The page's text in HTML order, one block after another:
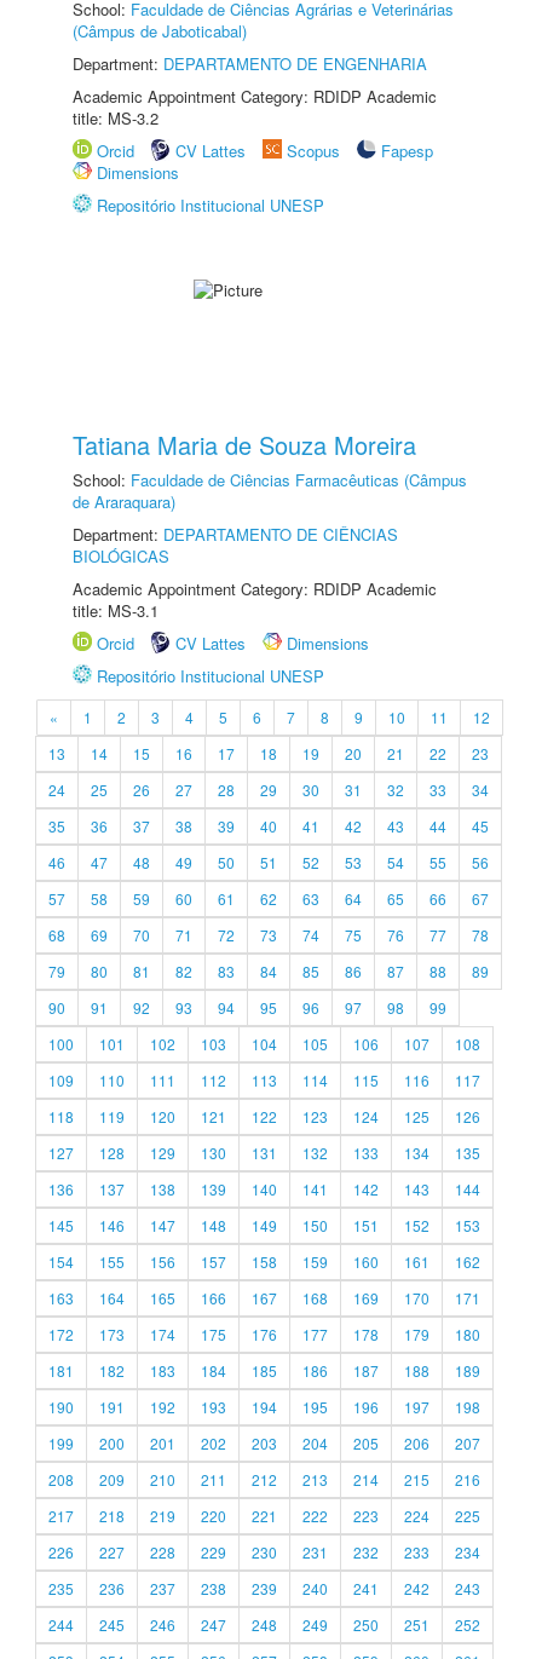
School: Faculdade de Ciências Agrárias e Veterinárias
(Câmpus de Jaboticabal)
Department: DEPARTAMENTO DE ENGENHARIA
Academic Appointment Category: RDIDP Academic
title: MS-3.2
Orcid
CV Lattes Scopus
Fapesp
Dimensions
Repositório Institucional UNESP
Tatiana Maria de Souza Moreira
School: Faculdade de Ciências Farmacêuticas (Câmpus
de Araraquara)
Department: DEPARTAMENTO DE CIÊNCIAS
BIOLÓGICAS
Academic Appointment Category: RDIDP Academic
title: MS-3.1
Orcid
CV Lattes
Dimensions
Repositório Institucional UNESP
« 1 2 3 4 5 6 7 8 9 10 11
12
13
14 15 16 17 18 19 20 21 22
23
24
25 26 27 28 29 30 31 32 33
34
35
36 37 38 39 40 41 42 43 44
45
46
47 48 49 50 51 52 53 54 55
56
57
58 59 60 61 62 63 64 65 66
67
68
69 70 71 72 73 74 75 76 77
78
79
80 81 82 83 84 85 86 87 88
89
90
91 92 93 94 95 96 97 98
99
100
101 102 103 104 105 106 107
108
109
110 111 112 113 114 115 116
117
118
119 120 121 122 123 124 125
126
127
128 129 130 131 132 133 134
135
136
137 138 139 140 141 142 143
144
145
146 147 148 149 150 151 152
153
154
155 156 157 158 159 160 161
162
163
164 165 166 167 168 169 170
171
172
173 174 175 176 177 178 179
180
181
182 183 184 185 186 187 188
189
190
191 192 193 194 195 196 197
198
199
200 201 202 203 204 205 206
207
208
209 210 211 212 213 214 215
216
217
218 219 220 221 222 223 224
225
226
227 228 229 230 231 232 233
234
235
236 237 238 239 240 241 242
243
244
245 246 247 248 249 250 251
252